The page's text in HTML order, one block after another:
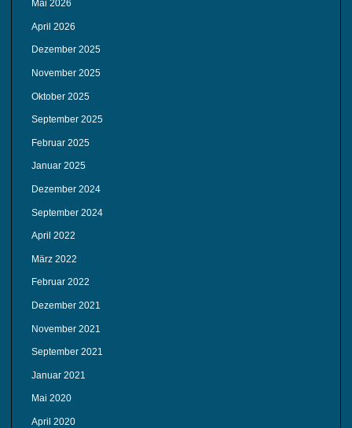
Mai 2026
April 2026
Dezember 2025
November 2025
Oktober 2025
September 2025
Februar 2025
Januar 2025
Dezember 2024
September 2024
April 2022
März 2022
Februar 2022
Dezember 2021
November 2021
September 2021
Januar 2021
Mai 2020
April 2020